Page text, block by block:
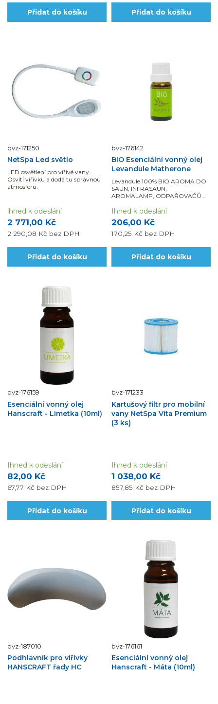
Přidat do košíku Přidat do košíku
bvz-171250
NetSpa Led světlo
LED osvětlení pro vířivé vany.
Osvítí vířivku a dodá tu správnou
atmosféru.
2 771,00 Kč
2 290,08 Kč bez DPH
ihned k odeslání
Přidat do košíku
bvz-176142
BIO Esenciální vonný olej
Levandule Matherone
Levandule 100% BIO AROMA DO
SAUN, INFRASAUN,
AROMALAMP, ODPAŘOVAČŮ A
206,00 Kč
170,25 Kč bez DPH
Ihned k odeslání
Přidat do košíku
bvz-176159
Esenciální vonný olej
Hanscraft - Limetka (10ml)
82,00 Kč
67,77 Kč bez DPH
Ihned k odeslání
Přidat do košíku
bvz-171233
Kartušový filtr pro mobilní
vany NetSpa Vita Premium
(3 ks)
1 038,00 Kč
857,85 Kč bez DPH
Ihned k odeslání
Přidat do košíku
bvz-187010
Podhlavník pro vířivky
HANSCRAFT řady HC
bvz-176161
Esenciální vonný olej
Hanscraft - Máta (10ml)